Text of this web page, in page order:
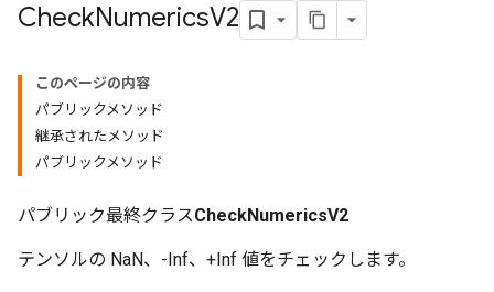
CheckNumericsV2
このページの内容
パブリックメソッド
継承されたメソッド
パブリックメソッド
パブリック最終クラスCheckNumericsV2
テンソルの NaN、-Inf、+Inf 値をチェックします。